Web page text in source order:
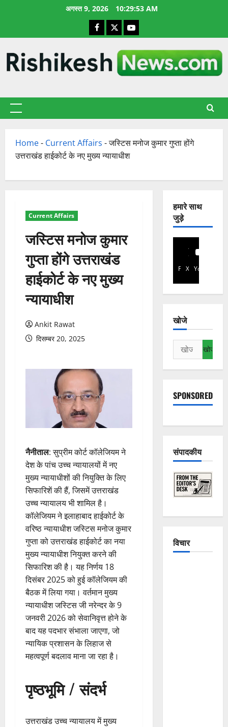
अगस्त 9, 2026 10:29:54 AM
Facebook
X YouTube
प्राथमिक
Home- Current Affairs -जस्टिस मनोज कुमार गुप्ता होंगे
उत्तराखंड हाईकोर्ट के नए मुख्य न्यायाधीश
Current Affairs
जस्टिस मनोज कुमार
गुप्ता होंगे उत्तराखंड
हाईकोर्ट के नए मुख्य
न्यायाधीश
Ankit Rawat
दिसम्बर 20, 2025
नैनीताल: सुप्रीम कोर्ट कॉलेजियम ने
देश के पांच उच्च न्यायालयों में नए
मुख्य न्यायाधीशों की नियुक्ति के लिए
सिफारिशें की हैं, जिसमें उत्तराखंड
उच्च न्यायालय भी शामिल है।
कॉलेजियम ने इलाहाबाद हाईकोर्ट के
वरिष्ठ न्यायाधीश जस्टिस मनोज कुमार
गुप्ता को उत्तराखंड हाईकोर्ट का नया
मुख्य न्यायाधीश नियुक्त करने की
सिफारिश की है। यह निर्णय 18
दिसंबर 2025 को हुई कॉलेजियम की
बैठक में लिया गया। वर्तमान मुख्य
न्यायाधीश जस्टिस जी नरेन्दर के 9
जनवरी 2026 को सेवानिवृत्त होने के
बाद यह पदभार संभाला जाएगा, जो
न्यायिक प्रशासन के लिहाज से
महत्वपूर्ण बदलाव माना जा रहा है।
पृष्ठभूमि / संदर्भ
उत्तराखंड उच्च न्यायालय में मुख्य
हमारे साथ
जुड़े
Facebook
X YouTube
खोजे
निम्न
को
खोजें:
SPONSORED
संपादकीय
विचार